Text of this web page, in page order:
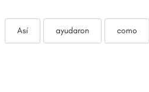
Así ayudaron como